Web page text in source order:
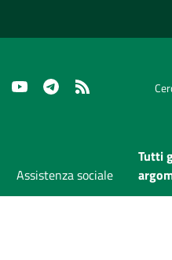
FaceboookYoutubeTelegram
Assistenza sociale
Tutti